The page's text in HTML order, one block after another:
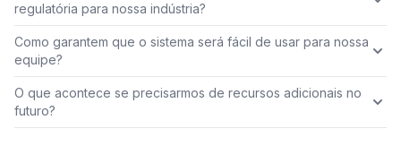
regulatória para nossa indústria?
Como garantem que o sistema será fácil de usar para nossa
equipe?
O que acontece se precisarmos de recursos adicionais no
futuro?